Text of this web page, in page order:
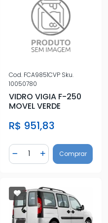
Cod. FCA9851CVP Sku.
10050780
VIDRO VIGIA F-250
MOVEL VERDE
R$ 951,83
Diminuir Quantidade
Quantidade
AdicionarComprar